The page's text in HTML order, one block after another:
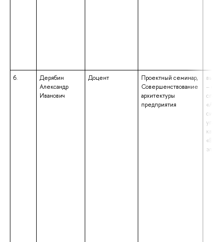
6.
Дерябин
Александр
Иванович
Доцент
Проектный семинар,
Совершенствование
архитектуры
предприятия
–